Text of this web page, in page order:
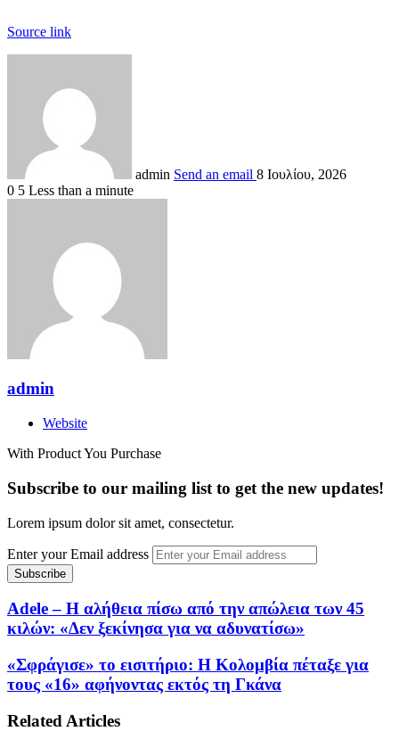
Source link
admin Send an email 8 Ιουλίου, 2026
0 5 Less than a minute
admin
Website
With Product You Purchase
Subscribe to our mailing list to get the new updates!
Lorem ipsum dolor sit amet, consectetur.
Enter your Email address
Adele – Η αλήθεια πίσω από την απώλεια των 45
κιλών: «Δεν ξεκίνησα για να αδυνατίσω»
«Σφράγισε» το εισιτήριο: Η Κολομβία πέταξε για
τους «16» αφήνοντας εκτός τη Γκάνα
Related Articles